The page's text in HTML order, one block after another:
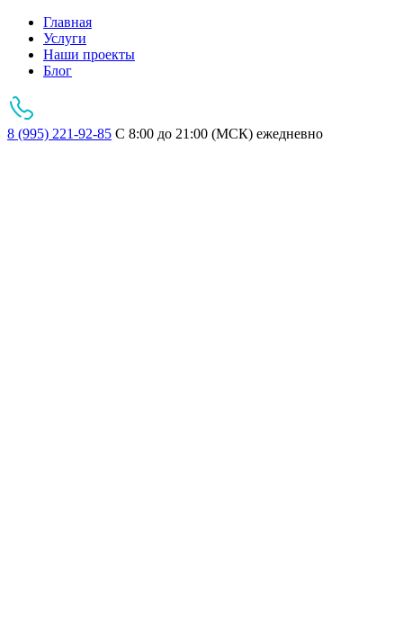
Главная
Услуги
Наши проекты
Блог
8 (995) 221-92-85 С 8:00 до 21:00 (МСК) ежедневно